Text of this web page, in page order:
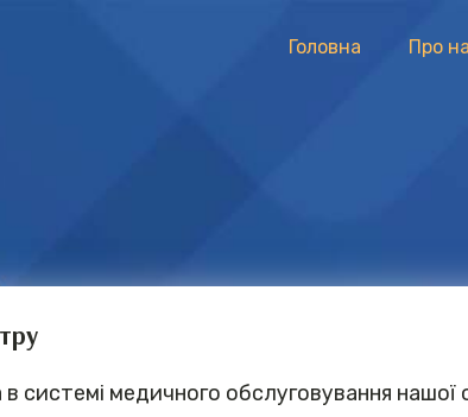
Головна Про
системі медичного обслуговування нашої